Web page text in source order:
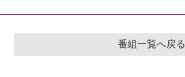
番組一覧へ戻る